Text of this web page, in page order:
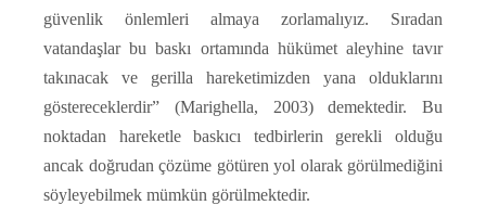
güvenlik önlemleri almaya zorlamalıyız. Sıradan
vatandaşlar bu baskı ortamında hükümet aleyhine tavır
takınacak ve gerilla hareketimizden yana olduklarını
göstereceklerdir” (Marighella, 2003) demektedir. Bu
noktadan hareketle baskıcı tedbirlerin gerekli olduğu
ancak doğrudan çözüme götüren yol olarak görülmediğini
söyleyebilmek mümkün görülmektedir.